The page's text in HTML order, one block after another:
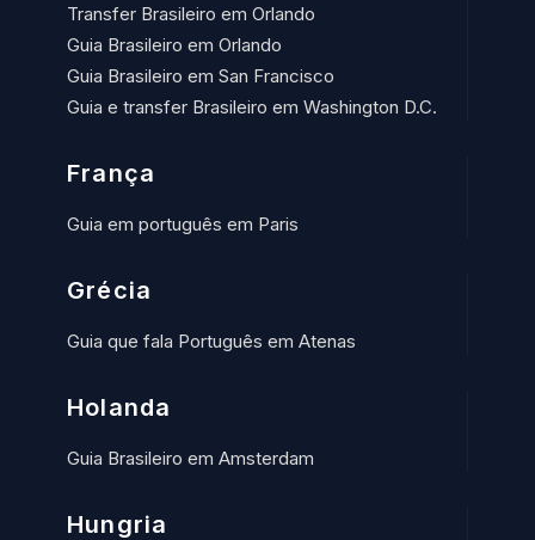
Transfer Brasileiro em Orlando
Guia Brasileiro em Orlando
Guia Brasileiro em San Francisco
Guia e transfer Brasileiro em Washington D.C.
França
Guia em português em Paris
Grécia
Guia que fala Português em Atenas
Holanda
Guia Brasileiro em Amsterdam
Hungria